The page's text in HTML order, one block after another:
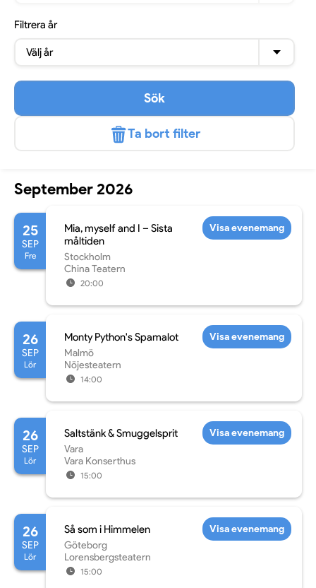
Filtrera år
Välj år
Sök
Ta bort filter
September 2026
25
SEP
Fre
Mia, myself and I – Sista
måltiden
Stockholm
China Teatern
20:00
Visa evenemang
26
SEP
Lör
Monty Python's Spamalot
Malmö
Nöjesteatern
14:00
Visa evenemang
26
SEP
Lör
Saltstänk & Smuggelsprit
Vara
Vara Konserthus
15:00
Visa evenemang
26
SEP
Lör
Så som i Himmelen
Göteborg
Lorensbergsteatern
15:00
Visa evenemang